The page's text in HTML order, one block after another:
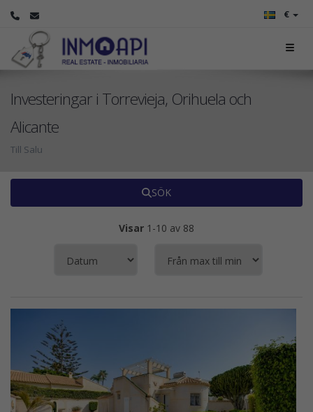
€
Investeringar i Torrevieja, Orihuela och
Alicante
Till Salu
SÖK
Visar 1-10 av 88